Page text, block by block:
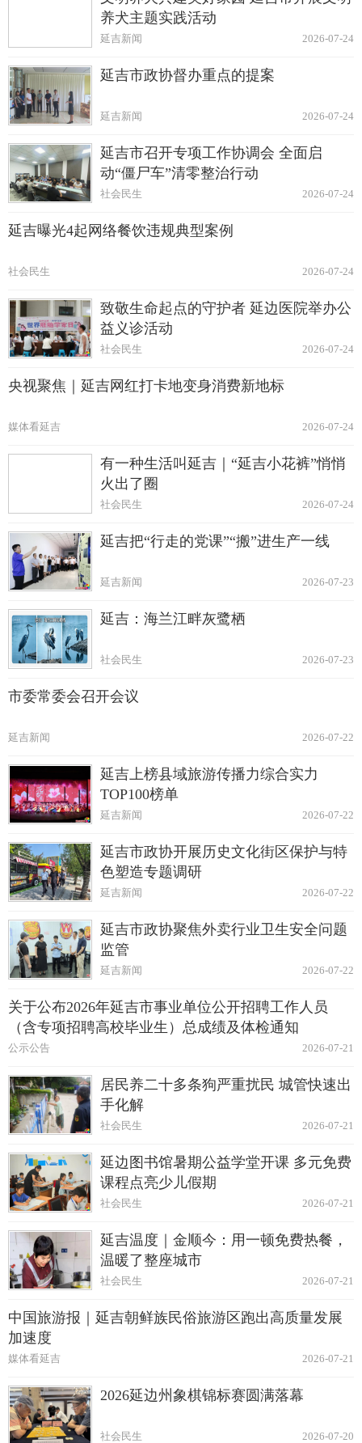
养犬主题实践活动
2026-07-24
延吉新闻
延吉市政协督办重点的提案
2026-07-24
延吉新闻
延吉市召开专项工作协调会 全面启
动“僵尸车”清零整治行动
2026-07-24
社会民生
延吉曝光4起网络餐饮违规典型案例
2026-07-24
社会民生
致敬生命起点的守护者 延边医院举办公
益义诊活动
2026-07-24
社会民生
央视聚焦｜延吉网红打卡地变身消费新地标
2026-07-24
媒体看延吉
有一种生活叫延吉｜“延吉小花裤”悄悄
火出了圈
2026-07-24
社会民生
延吉把“行走的党课”“搬”进生产一线
2026-07-23
延吉新闻
延吉：海兰江畔灰鹭栖
2026-07-23
社会民生
市委常委会召开会议
2026-07-22
延吉新闻
延吉上榜县域旅游传播力综合实力
TOP100榜单
2026-07-22
延吉新闻
延吉市政协开展历史文化街区保护与特
色塑造专题调研
2026-07-22
延吉新闻
延吉市政协聚焦外卖行业卫生安全问题
监管
2026-07-22
延吉新闻
关于公布2026年延吉市事业单位公开招聘工作人员
（含专项招聘高校毕业生）总成绩及体检通知
2026-07-21
公示公告
居民养二十多条狗严重扰民 城管快速出
手化解
2026-07-21
社会民生
延边图书馆暑期公益学堂开课 多元免费
课程点亮少儿假期
2026-07-21
社会民生
延吉温度｜金顺今：用一顿免费热餐，
温暖了整座城市
2026-07-21
社会民生
中国旅游报｜延吉朝鲜族民俗旅游区跑出高质量发展
加速度
2026-07-21
媒体看延吉
2026延边州象棋锦标赛圆满落幕
2026-07-20
社会民生